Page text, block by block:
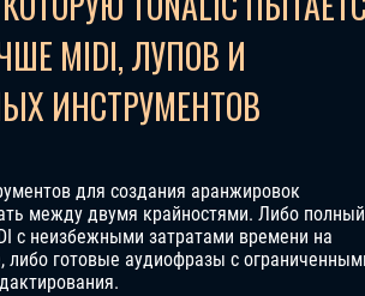
MIDI, ЛУПОВ И
ИНСТРУМЕНТОВ
для создания аранжировок
между двумя крайностями. Либо полный
с неизбежными затратами времени на
либо готовые аудиофразы с